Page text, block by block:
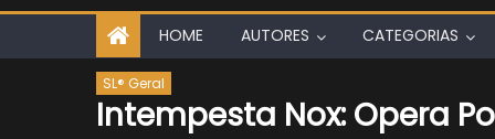
HOME AUTORES CATEGORIAS
SL® Geral
Intempesta Nox: Opera